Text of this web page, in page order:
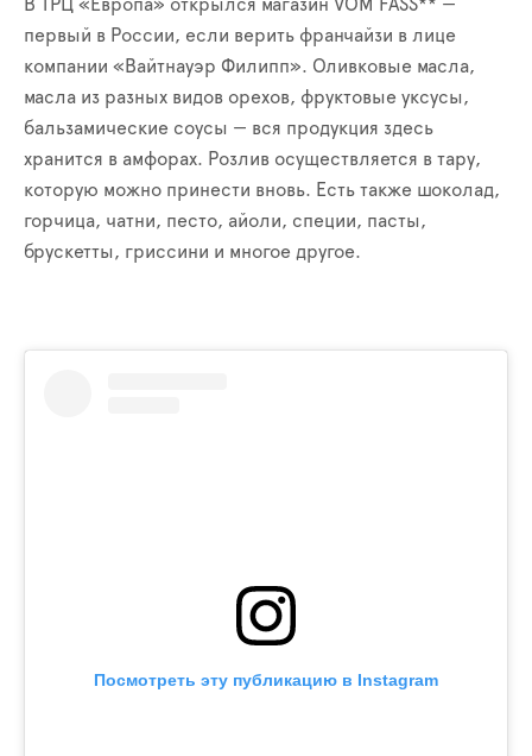
В ТРЦ «Европа» открылся магазин VOM FASS** —
первый в России, если верить франчайзи в лице
компании «Вайтнауэр Филипп». Оливковые масла,
масла из разных видов орехов, фруктовые уксусы,
бальзамические соусы — вся продукция здесь
хранится в амфорах. Розлив осуществляется в тару,
которую можно принести вновь. Есть также шоколад,
горчица, чатни, песто, айоли, специи, пасты,
брускетты, гриссини и многое другое.
Посмотреть эту публикацию в Instagram